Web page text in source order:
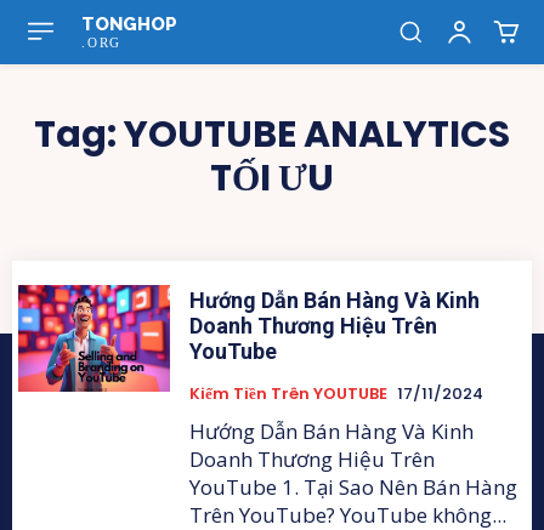
TONGHOP
.ORG
Tag:YOUTUBE ANALYTICS
TỐI ƯU
Hướng Dẫn Bán Hàng Và Kinh
Doanh Thương Hiệu Trên
YouTube
Kiếm Tiền Trên YOUTUBE 17/11/2024
Hướng Dẫn Bán Hàng Và Kinh
Doanh Thương Hiệu Trên
YouTube 1. Tại Sao Nên Bán Hàng
Trên YouTube? YouTube không...